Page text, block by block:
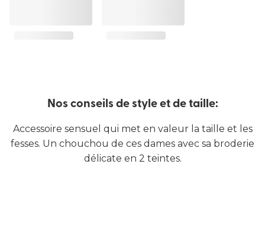
Nos conseils de style et de taille:
Accessoire sensuel qui met en valeur la taille et les
fesses. Un chouchou de ces dames avec sa broderie
délicate en 2 teintes.